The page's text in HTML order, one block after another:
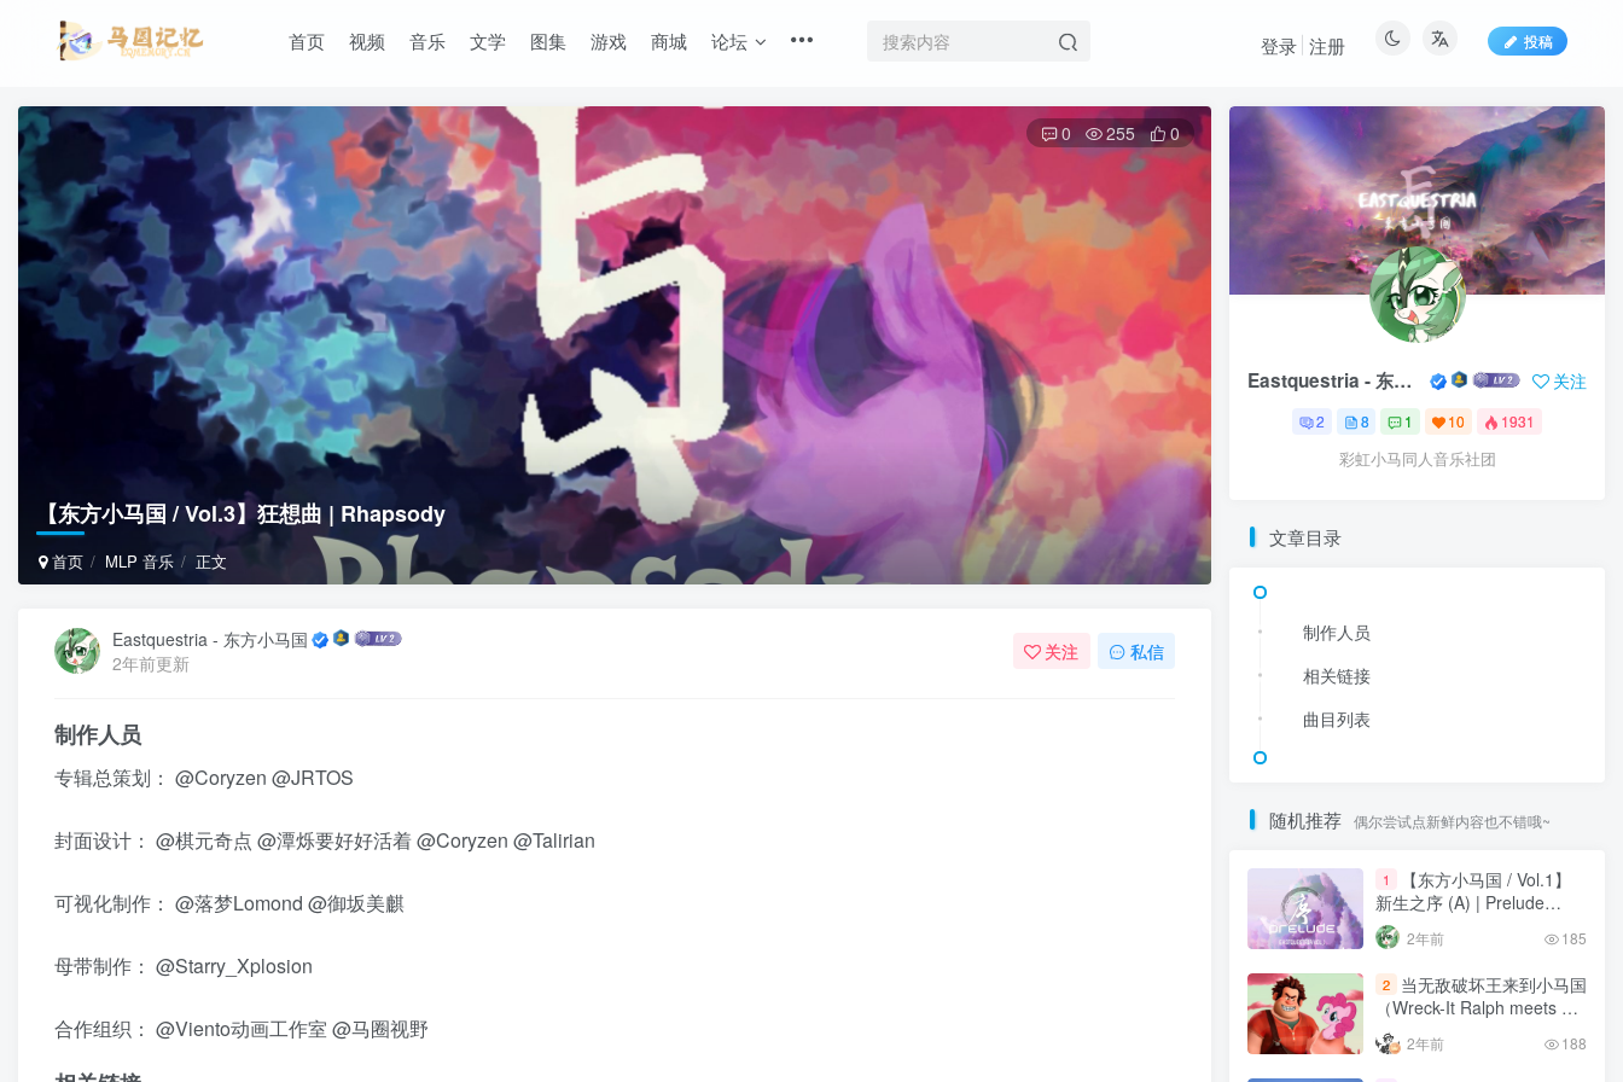
首页 视频 音乐 文学 图集 游戏 商城 论坛 投稿
登录 注册
【东方小马国 / Vol.3】狂想曲 | Rhapsody
首页 MLP 音乐 正文
0 255 0
Eastquestria - 东方小马国
2年前更新
关注 私信
制作人员
专辑总策划： @Coryzen @JRTOS
封面设计： @棋元奇点 @潭烁要好好活着@Coryzen @Talirian
可视化制作： @落梦Lomond @御坂美麒
母带制作： @Starry_Xplosion
合作组织： @Viento动画工作室 @马圈视野
Eastquestria - 东方小马国 关注
2 8 1 10 1931
彩虹小马同人音乐社团
文章目录
制作人员
相关链接
曲目列表
随机推荐 偶尔尝试点新鲜内容也不错哦~
1
【东方小马国 / Vol.1】
新生之序 (A) | Prelude
(Disc A)
2年前 185
2
当无敌破坏王来到小马国
（Wreck-It Ralph meets My
Little Pony）
2年前 188